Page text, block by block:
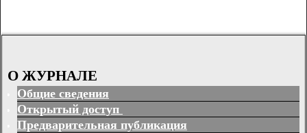
О ЖУРНАЛЕ
Общие сведения
Открытый доступ
Предварительная публикация